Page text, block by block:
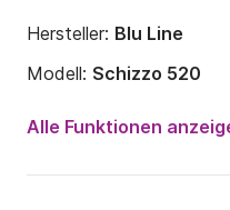
Hersteller: Blu Line
Modell: Schizzo 520
Motorleistung:
Alle Funktionen